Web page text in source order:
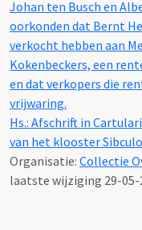
Johan ten Busch en
oorkonden dat Bernt
verkocht hebben aan
Kokenbeckers, een
en dat verkopers die
vrijwaring.
Hs.: Afschrift in
van het klooster
Organisatie: Collectie
laatste wijziging 29-05-